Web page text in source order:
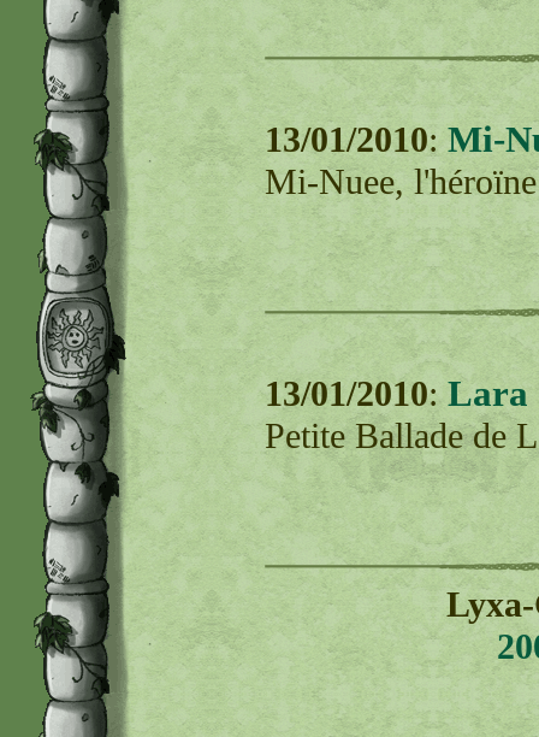
13/01/2010: Mi-
Mi-Nuee,
13/01/2010:Lara
Petite Ballade de